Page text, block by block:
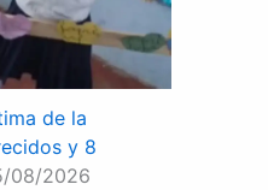
de la
y 8
08/2026